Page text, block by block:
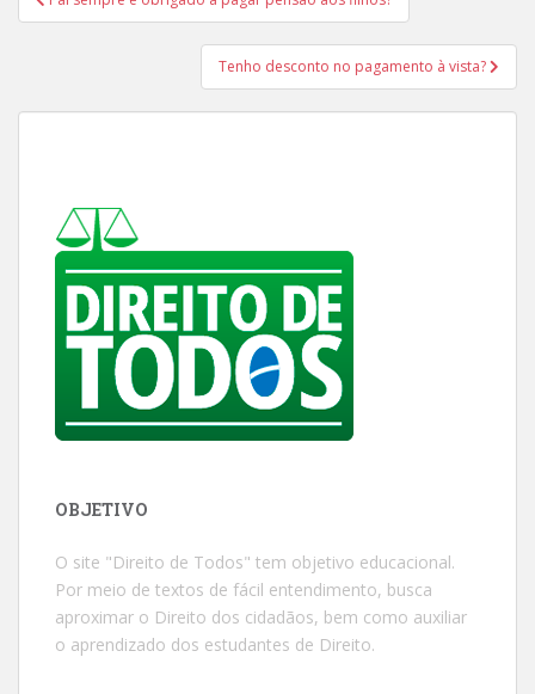
de
Tenho desconto no pagamento à vista?
OBJETIVO
O site "Direito de Todos" tem objetivo educacional.
Por meio de textos de fácil entendimento, busca
aproximar o Direito dos cidadãos, bem como auxiliar
o aprendizado dos estudantes de Direito.